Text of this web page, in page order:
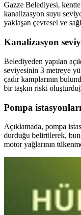
Gazze Belediyesi,
kanalizasyon suyu
yaklaşan çevresel ve
Kanalizasyon
Belediyeden yapılan
seviyesinin 3 metreye
çadır kamplarının
bir taşkın riski
Pompa
Açıklamada, pompa
durduğu belirtilerek,
motor yağlarının